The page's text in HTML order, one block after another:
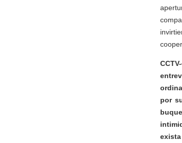
por